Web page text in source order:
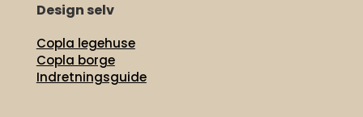
Design selv
Copla legehuse
Copla borge
Indretningsguide